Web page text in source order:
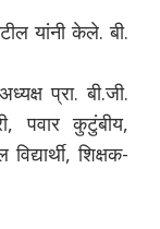
यांनी केले. बी.
प्रा. बी.जी.
पवार कुटुंबीय,
शिक्षक-